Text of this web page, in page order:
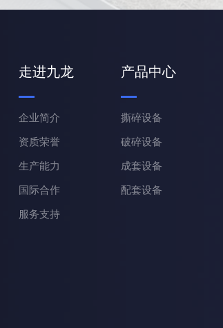
走进九龙
企业简介
资质荣誉
生产能力
国际合作
服务支持
产品中心
撕碎设备
破碎设备
成套设备
配套设备